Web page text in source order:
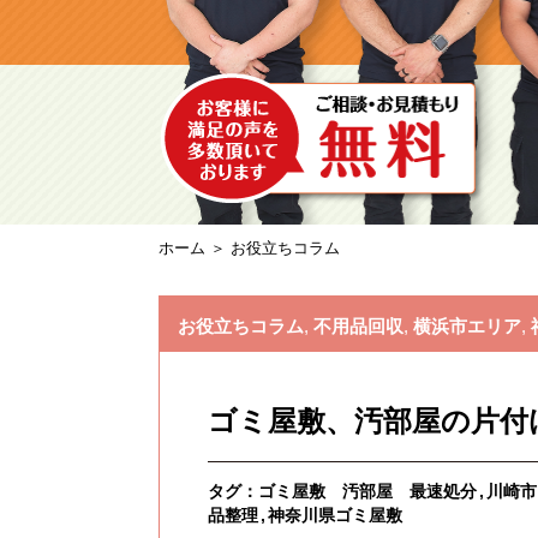
ホーム ＞ お役立ちコラム
お役立ちコラム, 不用品回収, 横浜市エリア,
ゴミ屋敷、汚部屋の片
タグ： ゴミ屋敷 汚部屋 最速処分
川崎
品整理 神奈川県ゴミ屋敷